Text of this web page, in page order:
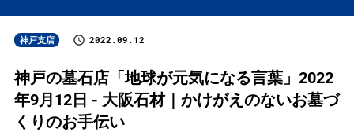
神戸支店 2022.09.12
神戸の墓石店「地球が元気になる言葉」2022
年9月12日 - 大阪石材｜かけがえのないお墓づ
くりのお手伝い